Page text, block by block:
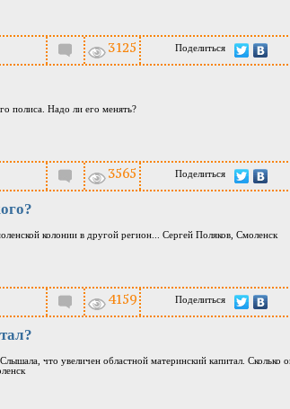
3125 Поделиться
полиса. Надо ли его менять?
3565 Поделиться
колонии в другой регион... Сергей Поляков, Смоленск
4159 Поделиться
что увеличен областной материнский капитал. Сколько